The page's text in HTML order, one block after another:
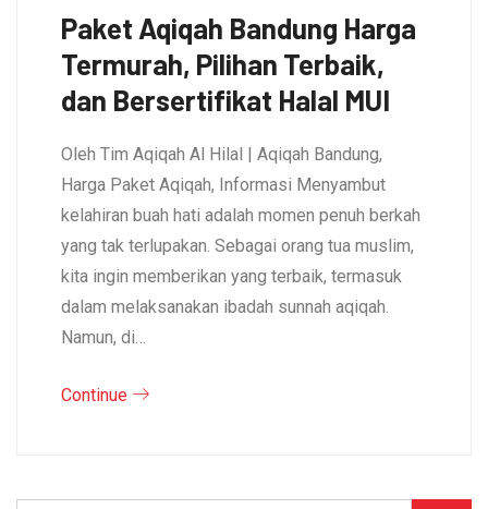
Paket Aqiqah Bandung Harga
Termurah, Pilihan Terbaik,
dan Bersertifikat Halal MUI
Oleh Tim Aqiqah Al Hilal | Aqiqah Bandung,
Harga Paket Aqiqah, Informasi Menyambut
kelahiran buah hati adalah momen penuh berkah
yang tak terlupakan. Sebagai orang tua muslim,
kita ingin memberikan yang terbaik, termasuk
dalam melaksanakan ibadah sunnah aqiqah.
Namun, di…
Continue